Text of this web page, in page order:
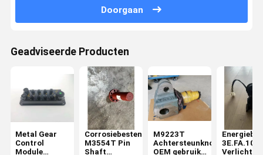
Doorgaan
Geadviseerde Producten
Metal Gear
Control
Module
Corrosiebestendig
M3554T Pin
Shaft
M9223T
Achtersteunknop
OEM gebruikt
3E.FA.104